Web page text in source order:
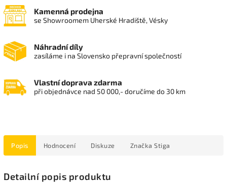
Kamenná prodejna
se Showroomem Uherské Hradiště, Vésky
Náhradní díly
zasíláme i na Slovensko přepravní společností
Vlastní doprava zdarma
při objednávce nad 50 000,- doručíme do 30 km
Popis Hodnocení Diskuze Značka Stiga
Detailní popis produktu